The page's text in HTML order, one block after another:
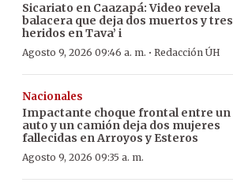
Sicariato en Caazapá: Video revela
balacera que deja dos muertos y tres
heridos en Tava’ i
Agosto 9, 2026 09:46 a. m. · Redacción ÚH
Nacionales
Impactante choque frontal entre un
auto y un camión deja dos mujeres
fallecidas en Arroyos y Esteros
Agosto 9, 2026 09:35 a. m.